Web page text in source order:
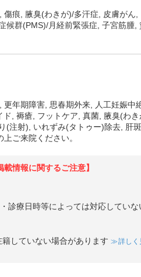
痕, 腋臭(わきが)/多汗症, 皮膚がん
候群(PMS)/月経前緊張症, 子宮筋腫,
年期障害, 思春期外来, 人工妊娠中
, 褥瘡, フットケア, 真菌, 腋臭(わ
(注射), いれずみ(タトゥー)除去, 肝
ご来院ください。
載情報に関するご注意】
診療日時等によっては対応してい
していない場合があります 詳しく